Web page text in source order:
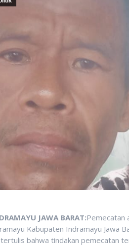
JAWA BARAT:Pemecatan
Kabupaten Indramayu Jawa
bahwa tindakan pemecatan